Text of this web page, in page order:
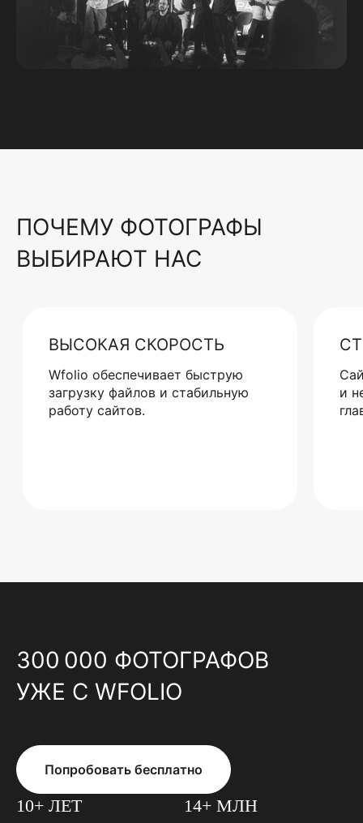
ПОЧЕМУ ФОТОГРАФЫ
ВЫБИРАЮТ НАС
ВЫСОКАЯ СКОРОСТЬ
Wfolio обеспечивает быструю
загрузку файлов и стабильную
работу сайтов.
и
300 000 ФОТОГРАФОВ
УЖЕ С WFOLIO
Попробовать бесплатно
10+ ЛЕТ 14+ МЛН